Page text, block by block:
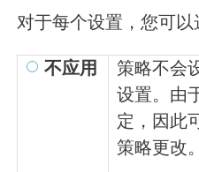
对于每个设置，您可以
不应用
策略不会
设置。由
定，因此
策略更改。